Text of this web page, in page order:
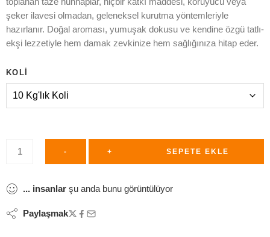
şeker ilavesi olmadan, geleneksel kurutma yöntemleriyle
hazırlanır. Doğal aroması, yumuşak dokusu ve kendine özgü tatlı-
ekşi lezzetiyle hem damak zevkinize hem sağlığınıza hitap eder.
KOLI
- + SEPETE EKLE
... insanlar şu anda bunu görüntülüyor
Paylaşmak